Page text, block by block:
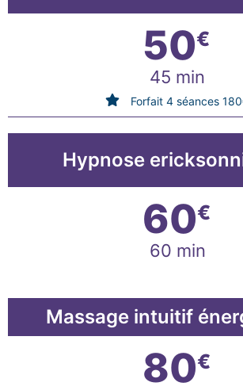
50€
45 min
Forfait 4 séances
Hypnose
60€
60 min
Massage intuitif
80€